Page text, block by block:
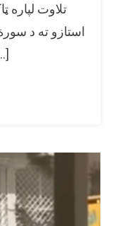
تلاوت لپاره
د شیطانانو